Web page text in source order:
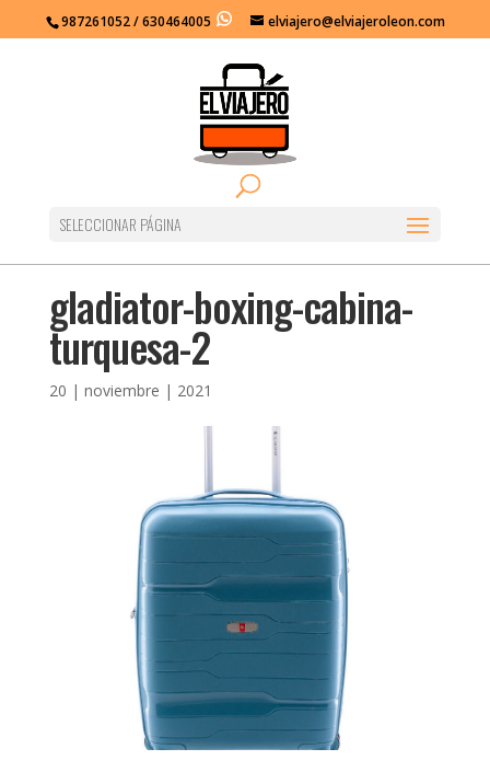
Abrir barra de herramientas
987261052 / 630464005 elviajero@elviajeroleon.com
SELECCIONAR PÁGINA
gladiator-boxing-cabina-
turquesa-2
20 | noviembre | 2021